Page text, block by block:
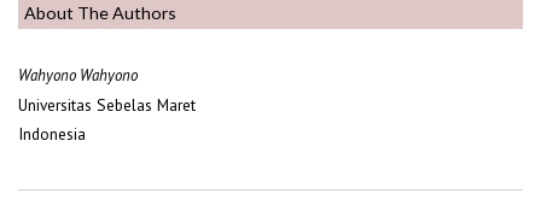
About The Authors
Wahyono Wahyono
Universitas Sebelas Maret
Indonesia